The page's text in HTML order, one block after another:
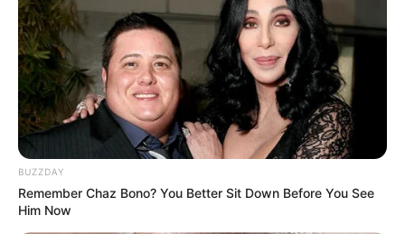
Kinderausflugsziele in ganz Deutschland:
BUZZDAY
Remember Chaz Bono? You Better Sit Down Before You See
Him Now